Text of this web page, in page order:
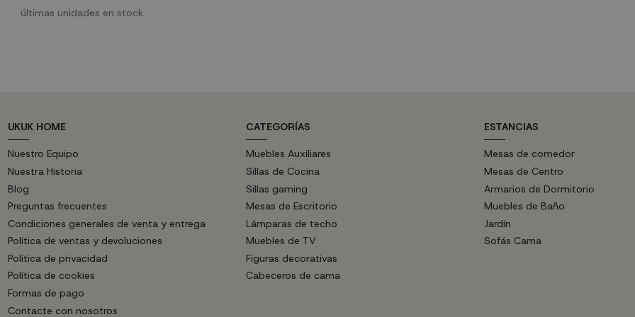
últimas unidades en stock
UKUK HOME
Nuestro Equipo
Nuestra Historia
Blog
Preguntas frecuentes
Condiciones generales de venta y entrega
Política de ventas y devoluciones
Política de privacidad
Política de cookies
Formas de pago
Contacte con nosotros
CATEGORÍAS
Muebles Auxiliares
Sillas de Cocina
Sillas gaming
Mesas de Escritorio
Lámparas de techo
Muebles de TV
Figuras decorativas
Cabeceros de cama
ESTANCIAS
Mesas de comedor
Mesas de Centro
Armarios de Dormitorio
Muebles de Baño
Jardín
Sofás Cama